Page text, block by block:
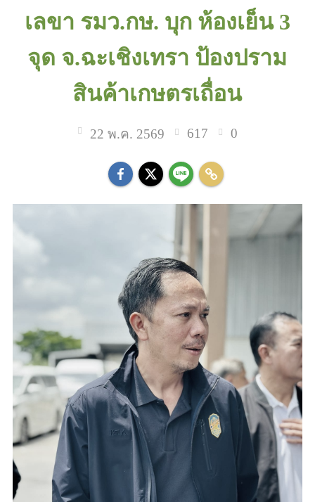
เลขา รมว.กษ. บุก ห้องเย็น 3
จุด จ.ฉะเชิงเทรา ป้องปราม
สินค้าเกษตรเถื่อน
22 พ.ค. 2569 617 0